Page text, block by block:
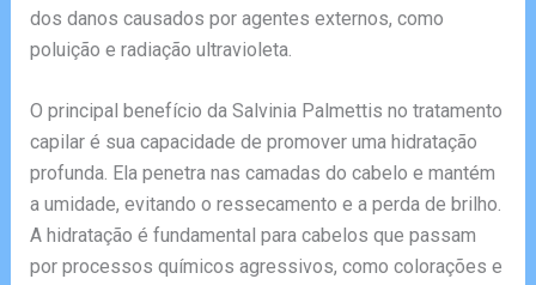
dos danos causados por agentes externos, como
poluição e radiação ultravioleta.
O principal benefício da Salvinia Palmettis no tratamento
capilar é sua capacidade de promover uma hidratação
profunda. Ela penetra nas camadas do cabelo e mantém
a umidade, evitando o ressecamento e a perda de brilho.
A hidratação é fundamental para cabelos que passam
por processos químicos agressivos, como colorações e